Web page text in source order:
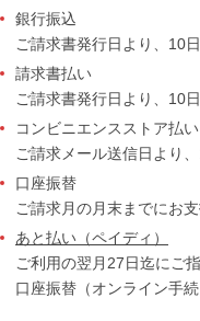
銀行振込
ご請求書発行日より、10
請求書払い
ご請求書発行日より、10
コンビニエンスストア払い
ご請求メール送信日より
口座振替
ご請求月の月末までにお支
あと払い（ペイディ）
ご利用の翌月27日迄にご
口座振替（オンライン手